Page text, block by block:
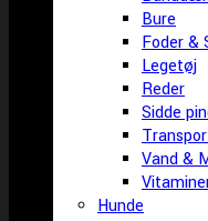
Bure
Foder &
Legetøj
Reder
Sidde
Vand &
Hunde